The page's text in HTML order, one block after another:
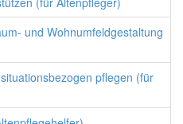
und Wohnumfeldgestaltung
pflegen (für